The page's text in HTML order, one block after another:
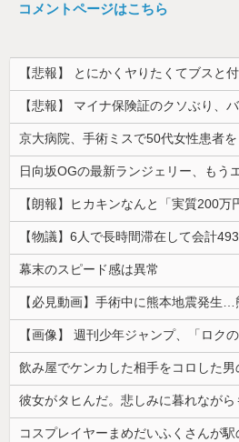
コメントページはこちら
幕末のスピード感は異常